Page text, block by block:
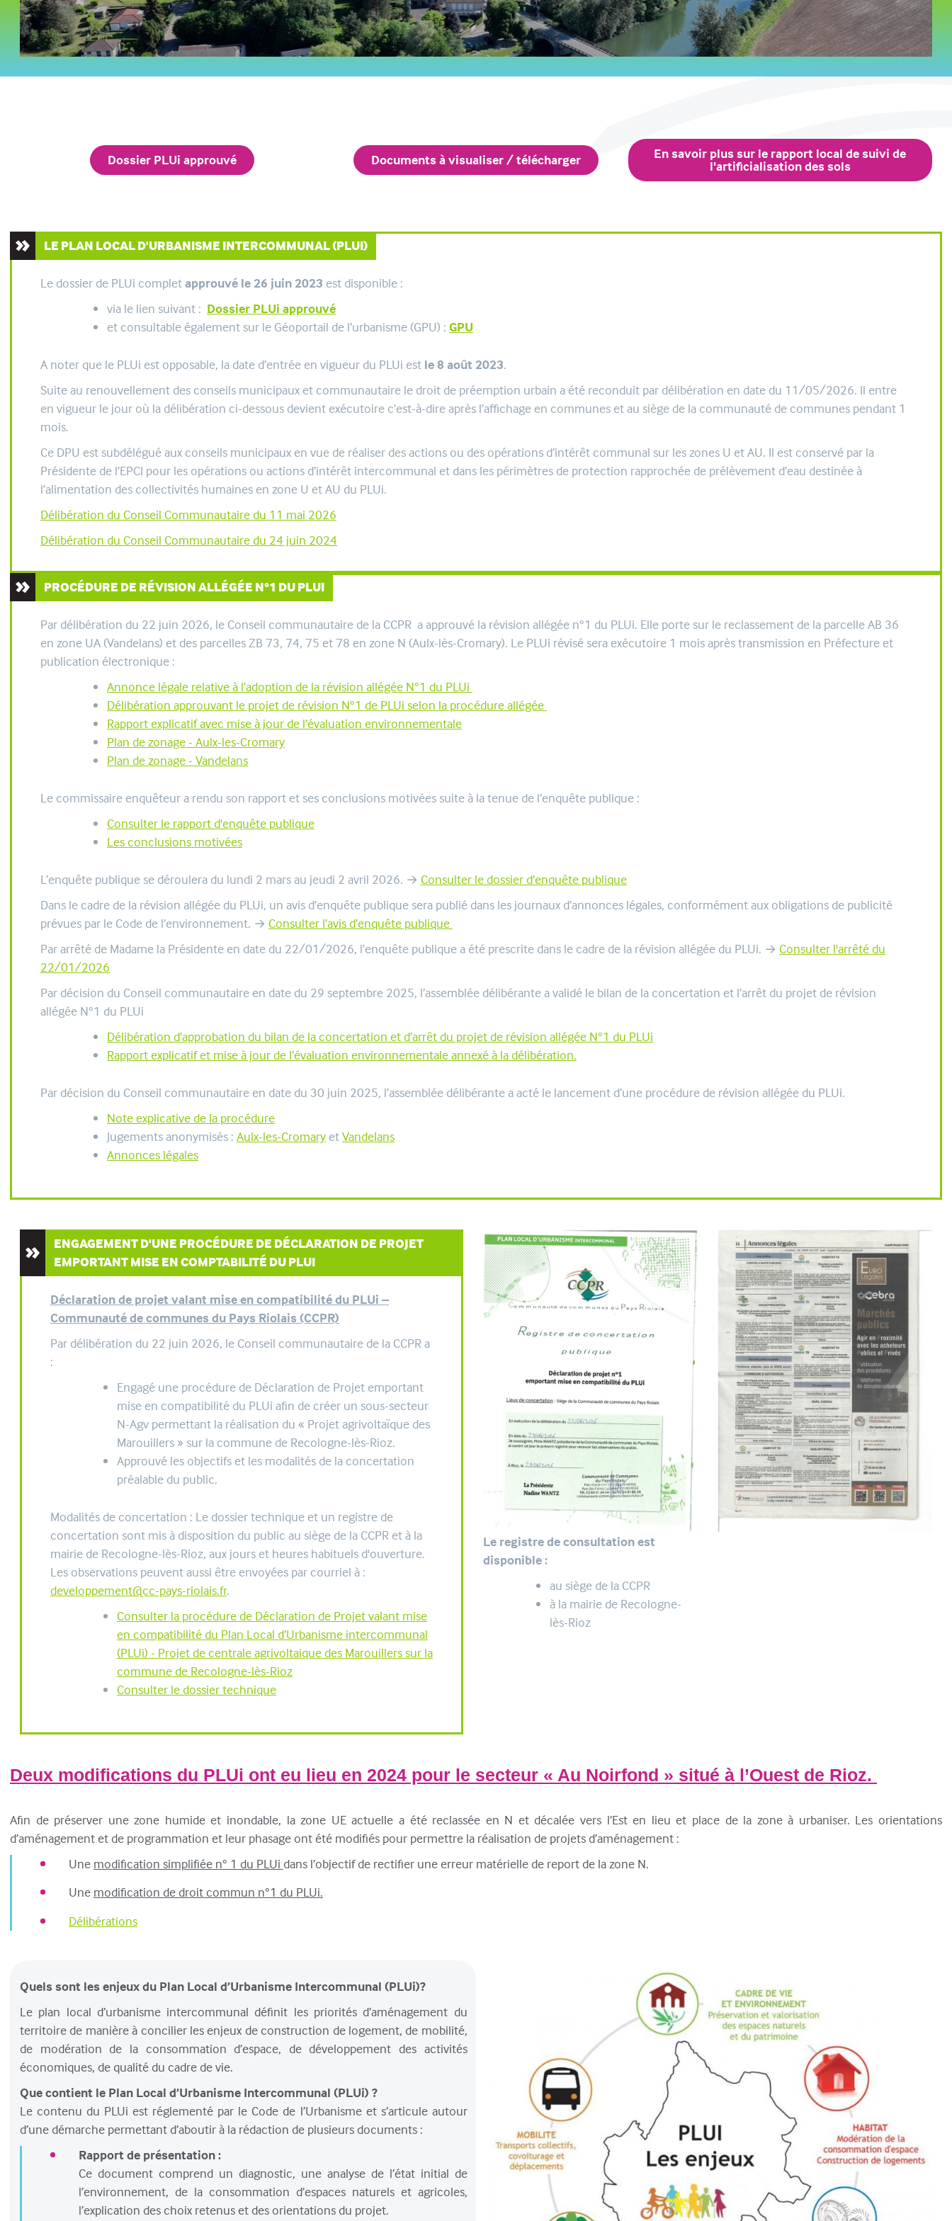
Dossier PLUi approuvé Documents à visualiser / télécharger En savoir plus sur le rapport local de suivi de
l'artificialisation des sols
LE PLAN LOCAL D'URBANISME INTERCOMMUNAL (PLUI)
Le dossier de PLUi completapprouvé le 26 juin 2023 est disponible :
via le lien suivant : Dossier PLUi approuvé
et consultable également sur le Géoportail de l’urbanisme (GPU) : GPU
A noter que le PLUi est opposable, la date d’entrée en vigueur du PLUi est le 8 août 2023.
Suite au renouvellement des conseils municipaux et communautaire le droit de préemption urbain a été reconduit par délibération en date du 11/05/2026. Il entre
en vigueur le jour où la délibération ci-dessous devient exécutoire c’est-à-dire après l’affichage en communes et au siège de la communauté de communes pendant 1
mois.
Ce DPU est subdélégué aux conseils municipaux en vue de réaliser des actions ou des opérations d’intérêt communal sur les zones U et AU. Il est conservé par la
Présidente de l’EPCI pour les opérations ou actions d’intérêt intercommunal et dans les périmètres de protection rapprochée de prélèvement d’eau destinée à
l’alimentation des collectivités humaines en zone U et AU du PLUi.
Délibération du Conseil Communautaire du 11 mai 2026
Délibération du Conseil Communautaire du 24 juin 2024
PROCÉDURE DE RÉVISION ALLÉGÉE N°1 DU PLUI
Par délibération du 22 juin 2026, le Conseil communautaire de la CCPR a approuvé la révision allégée n°1 du PLUi. Elle porte sur le reclassement de la parcelle AB 36
en zone UA (Vandelans) et des parcelles ZB 73, 74, 75 et 78 en zone N (Aulx-lès-Cromary). Le PLUi révisé sera exécutoire 1 mois après transmission en Préfecture et
publication électronique :
Annonce légale relative à l’adoption de la révision allégée N°1 du PLUi
Délibération approuvant le projet de révision N°1 de PLUi selon la procédure allégée
Rapport explicatif avec mise à jour de l’évaluation environnementale
Plan de zonage - Aulx-les-Cromary
Plan de zonage - Vandelans
Le commissaire enquêteur a rendu son rapport et ses conclusions motivées suite à la tenue de l’enquête publique :
Consulter le rapport d'enquête publique
Les conclusions motivées
L’enquête publique se déroulera du lundi 2 mars au jeudi 2 avril 2026. → Consulter le dossier d’enquête publique
Dans le cadre de la révision allégée du PLUi, un avis d’enquête publique sera publié dans les journaux d’annonces légales, conformément aux obligations de publicité
prévues par le Code de l’environnement. → Consulter l’avis d’enquête publique
Par arrêté de Madame la Présidente en date du 22/01/2026, l’enquête publique a été prescrite dans le cadre de la révision allégée du PLUi. → Consulter l'arrêté du
22/01/2026
Par décision du Conseil communautaire en date du 29 septembre 2025, l’assemblée délibérante a validé le bilan de la concertation et l’arrêt du projet de révision
allégée N°1 du PLUi
Délibération d’approbation du bilan de la concertation et d’arrêt du projet de révision allégée N°1 du PLUi
Rapport explicatif et mise à jour de l’évaluation environnementale annexé à la délibération.
Par décision du Conseil communautaire en date du 30 juin 2025, l’assemblée délibérante a acté le lancement d’une procédure de révision allégée du PLUi.
Note explicative de la procédure
Jugements anonymisés : Aulx-les-Cromary etVandelans
Annonces légales
ENGAGEMENT D'UNE PROCÉDURE DE DÉCLARATION DE PROJET
EMPORTANT MISE EN COMPTABILITÉ DU PLUI
Déclaration de projet valant mise en compatibilité du PLUi –
Communauté de communes du Pays Riolais (CCPR)
Par délibération du 22 juin 2026, le Conseil communautaire de la CCPR a
:
Engagé une procédure de Déclaration de Projet emportant
mise en compatibilité du PLUi afin de créer un sous-secteur
N-Agv permettant la réalisation du « Projet agrivoltaïque des
Marouillers » sur la commune de Recologne-lès-Rioz.
Approuvé les objectifs et les modalités de la concertation
préalable du public.
Modalités de concertation : Le dossier technique et un registre de
concertation sont mis à disposition du public au siège de la CCPR et à la
mairie de Recologne-lès-Rioz, aux jours et heures habituels d'ouverture.
Les observations peuvent aussi être envoyées par courriel à :
developpement@cc-pays-riolais.fr.
Consulter la procédure de Déclaration de Projet valant mise
en compatibilité du Plan Local d’Urbanisme intercommunal
(PLUi) - Projet de centrale agrivoltaique des Marouillers sur la
commune de Recologne-lès-Rioz
Consulter le dossier technique
Le registre de consultation est
disponible :
au siège de la CCPR
à la mairie de Recologne-
lès-Rioz
Deux modifications du PLUi ont eu lieu en 2024 pour le secteur « Au Noirfond » situé à l’Ouest de Rioz.
Afin de préserver une zone humide et inondable, la zone UE actuelle a été reclassée en N et décalée vers l’Est en lieu et place de la zone à urbaniser. Les orientations
d’aménagement et de programmation et leur phasage ont été modifiés pour permettre la réalisation de projets d’aménagement :
Une modification simplifiée n° 1 du PLUi dans l’objectif de rectifier une erreur matérielle de report de la zone N.
Une modification de droit commun n°1 du PLUi.
Délibérations
Quels sont les enjeux du Plan Local d’Urbanisme Intercommunal (PLUi)?
Le plan local d’urbanisme intercommunal définit les priorités d’aménagement du
territoire de manière à concilier les enjeux de construction de logement, de mobilité,
de modération de la consommation d’espace, de développement des activités
économiques, de qualité du cadre de vie.
Que contient le Plan Local d’Urbanisme Intercommunal (PLUi) ?
Le contenu du PLUi est réglementé par le Code de l’Urbanisme et s’articule autour
d’une démarche permettant d’aboutir à la rédaction de plusieurs documents :
Rapport de présentation :
Ce document comprend un diagnostic, une analyse de l’état initial de
l’environnement, de la consommation d’espaces naturels et agricoles,
l’explication des choix retenus et des orientations du projet.